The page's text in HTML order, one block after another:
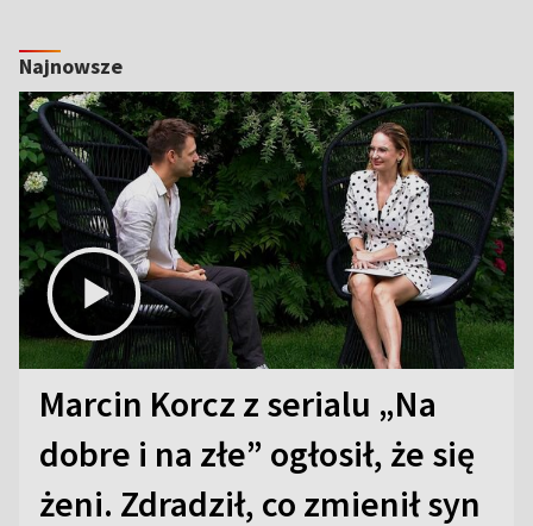
Najnowsze
Marcin Korcz z serialu „Na
dobre i na złe” ogłosił, że się
żeni. Zdradził, co zmienił syn